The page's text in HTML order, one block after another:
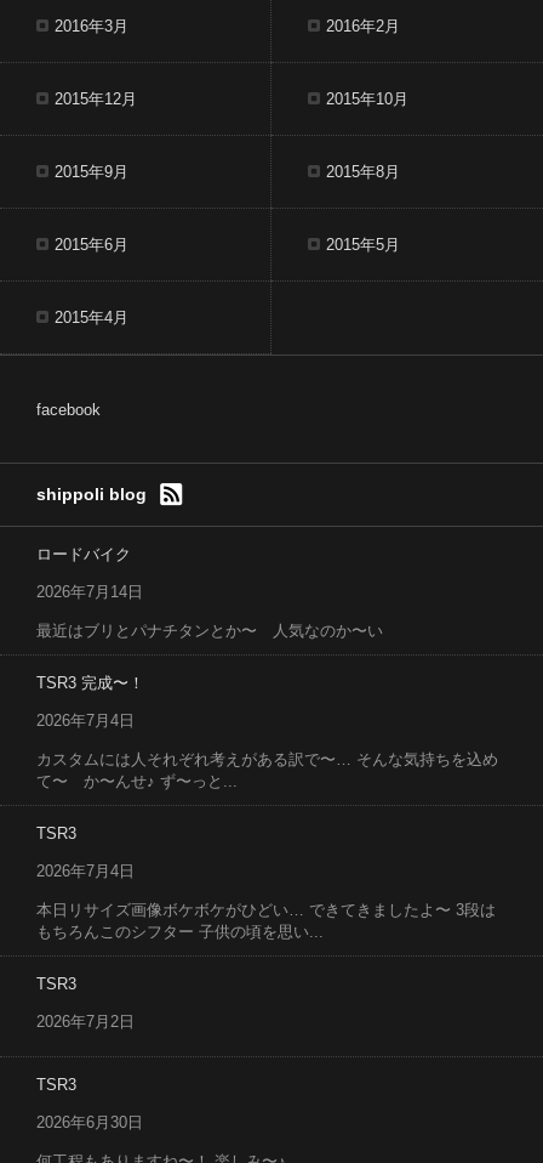
2016年3月 2016年2月
2015年12月 2015年10月
2015年9月 2015年8月
2015年6月 2015年5月
2015年4月
facebook
shippoli blog
ロードバイク
2026年7月14日
最近はブリとパナチタンとか〜 人気なのか〜い
TSR3 完成〜！
2026年7月4日
カスタムには人それぞれ考えがある訳で〜… そんな気持ちを込め
て〜 か〜んせ♪ ず〜っと...
TSR3
2026年7月4日
本日リサイズ画像ボケボケがひどい… できてきましたよ〜 3段は
もちろんこのシフター 子供の頃を思い...
TSR3
2026年7月2日
TSR3
2026年6月30日